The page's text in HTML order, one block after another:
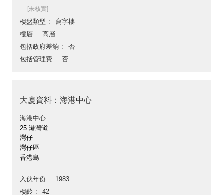
[未核實]
樓盤類型
寫字樓
樓層
高層
包括政府差餉
否
包括管理費
否
大廈資料：海港中心
海港中心
25 港灣道
灣仔
灣仔區
香港島
入伙年份
1983
樓齡
42